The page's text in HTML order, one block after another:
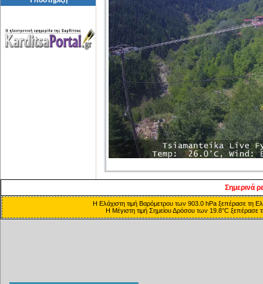
Σημερινά
Η Ελάχιστη τιμή Βαρόμετρου των 903.0 hPa ξεπέρασε τη
Η Μέγιστη τιμή Σημείου Δρόσου των 19.8°C ξεπέρασε